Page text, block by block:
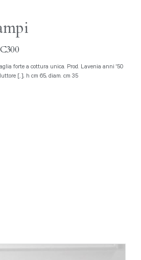
[..], h cm 65, diam. cm 35